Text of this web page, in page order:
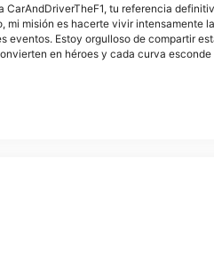
tu referencia
mi misión es hacerte vivir intensamente
eventos. Estoy orgulloso de compartir
en héroes y cada curva